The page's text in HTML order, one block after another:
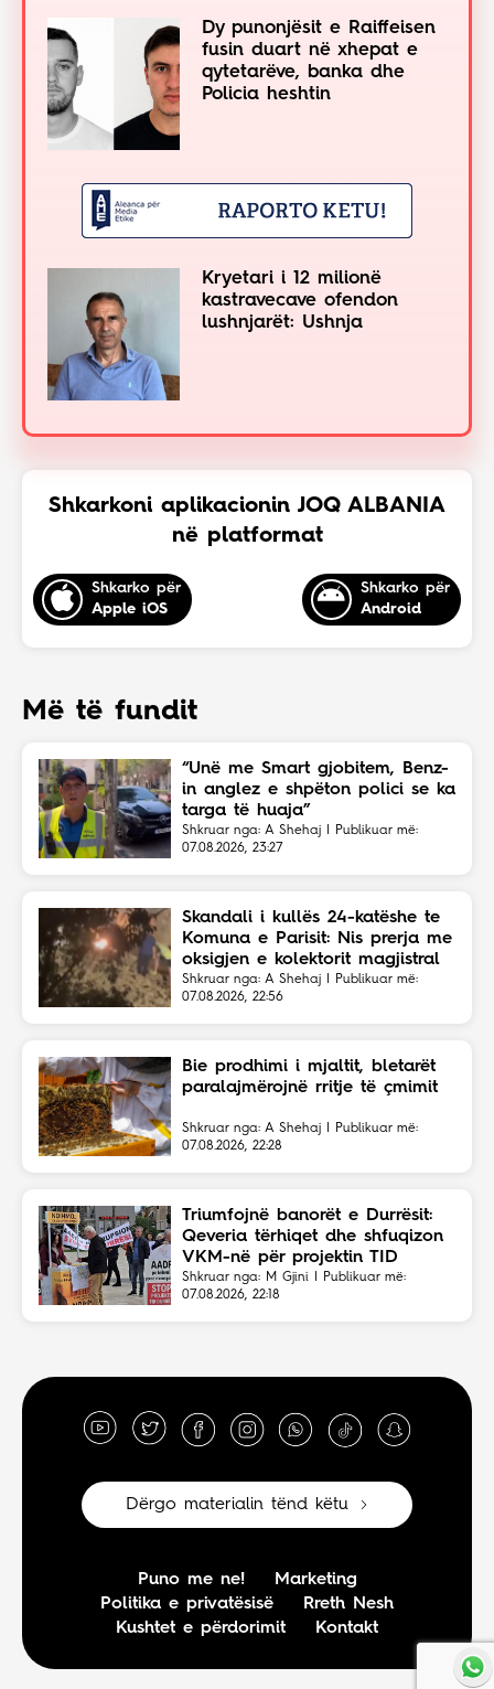
Dy punonjësit e Raiffeisen
fusin duart në xhepat e
qytetarëve, banka dhe
Policia heshtin
Kryetari i 12 milionë
kastravecave ofendon
lushnjarët: Ushnja
Shkarkoni aplikacionin JOQ ALBANIA
në platformat
Shkarko për
Apple iOS
Shkarko për
Android
Më të fundit
“Unë me Smart gjobitem, Benz-
in anglez e shpëton polici se ka
targa të huaja”
Shkruar nga: A Shehaj | Publikuar më:
07.08.2026, 23:27
Skandali i kullës 24-katëshe te
Komuna e Parisit: Nis prerja me
oksigjen e kolektorit magjistral
në fshehtësi
Shkruar nga: A Shehaj | Publikuar më:
07.08.2026, 22:56
Bie prodhimi i mjaltit, bletarët
paralajmërojnë rritje të çmimit
Shkruar nga: A Shehaj | Publikuar më:
07.08.2026, 22:28
Triumfojnë banorët e Durrësit:
Qeveria tërhiqet dhe shfuqizon
VKM-në për projektin TID
Shkruar nga: M Gjini | Publikuar më:
07.08.2026, 22:18
Dërgo materialin tënd këtu
Puno me ne!
Marketing
Politika e privatësisë
Rreth Nesh
Kushtet e përdorimit
Kontakt